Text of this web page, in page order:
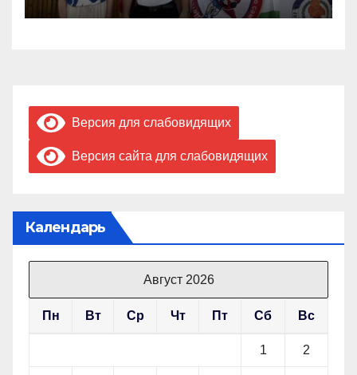
Версия для слабовидящих
Версия сайта для слабовидящих
Календарь
Август 2026
Пн Вт Ср Чт Пт Сб Вс
1 2